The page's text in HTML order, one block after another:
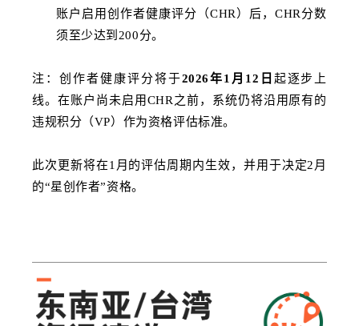
账户启用创作者健康评分（CHR）后，CHR分数
须至少达到200分。
注：创作者健康评分将于2026年1月12日 起逐步上
线。在账户尚未启用CHR之前，系统仍将沿用原有的
违规积分（VP）作为资格评估标准。
此次更新将在1月的评估周期内生效，并用于决定2月
的“星创作者”资格。